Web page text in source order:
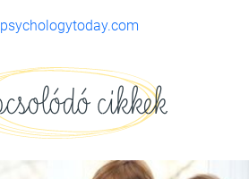
psychologytoday.com
cikkek